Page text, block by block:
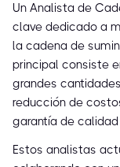
Un Analista de
clave dedicado a
la cadena de
principal consiste
grandes
reducción de
garantía de
Estos analistas